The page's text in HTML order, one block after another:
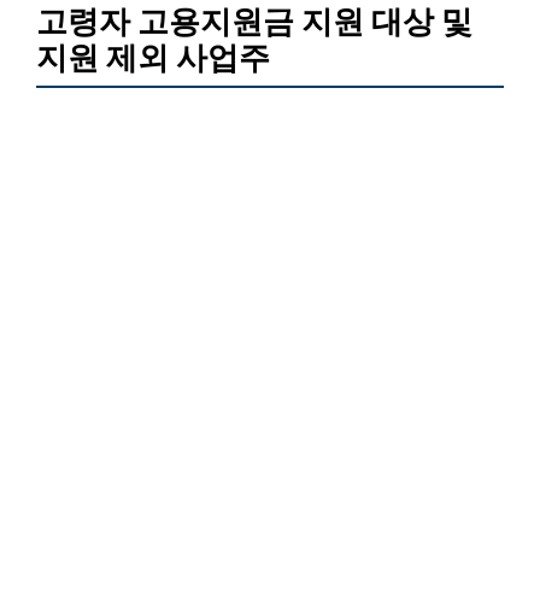
고령자 고용지원금 지원 대상 및
지원 제외 사업주